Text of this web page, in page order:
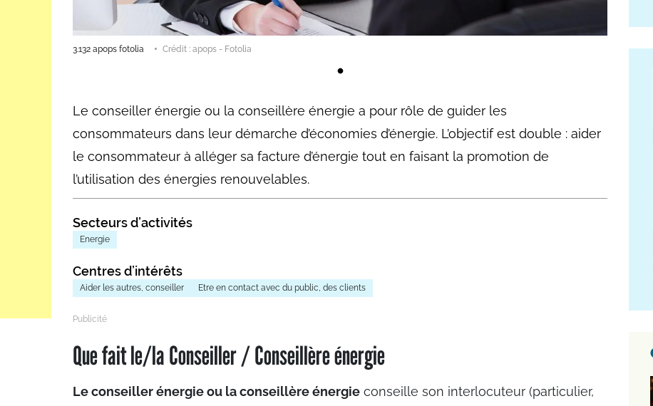
3.132 apops fotolia Crédit : apops - Fotolia
Le conseiller énergie ou la conseillère énergie a pour rôle de guider les
consommateurs dans leur démarche d’économies d’énergie. L’objectif est double : aider
le consommateur à alléger sa facture d’énergie tout en faisant la promotion de
l’utilisation des énergies renouvelables.
Secteurs d’activités
Energie
Centres d’intérêts
Aider les autres, conseiller Etre en contact avec du public, des clients
Que fait le/la Conseiller / Conseillère énergie
Le conseiller énergie ou la conseillère énergie conseille son interlocuteur (particulier,